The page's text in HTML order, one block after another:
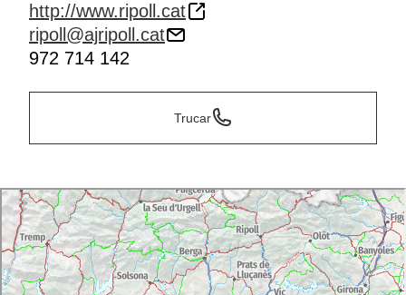
http://www.ripoll.cat
ripoll@ajripoll.cat
972 714 142
Trucar